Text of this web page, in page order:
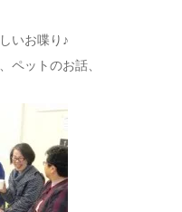
いお喋り♪
ペットのお話、